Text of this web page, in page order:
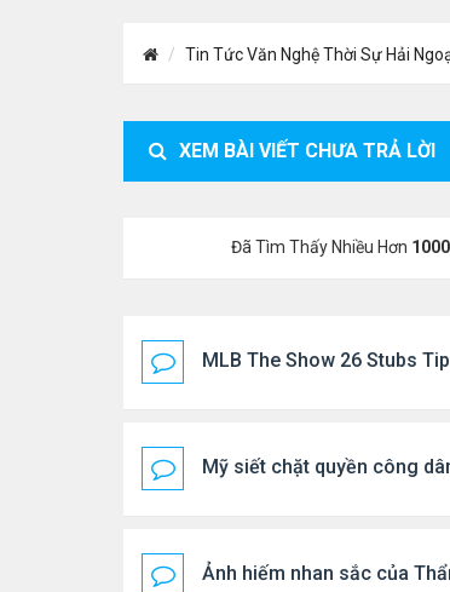
Tin Tức Văn Nghệ Thời Sự Hải
XEM BÀI VIẾT CHƯA TRẢ LỜI
Đã Tìm Thấy Nhiều Hơn 1000
MLB The Show 26 Stubs
Mỹ siết chặt quyền công
Ảnh hiếm nhan sắc của